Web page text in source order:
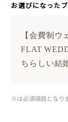
お選びになった
【会費制
FLAT
ちらしい結
※は必須項目となり